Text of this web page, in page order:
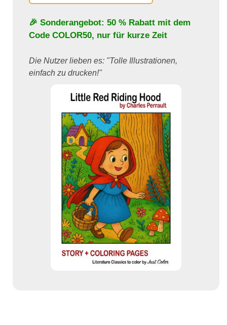
🎉 Sonderangebot: 50 % Rabatt mit dem
Code COLOR50, nur für kurze Zeit
Die Nutzer lieben es: "Tolle Illustrationen,
einfach zu drucken!"